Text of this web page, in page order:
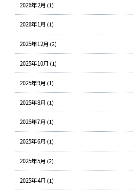
2026年2月 (1)
2026年1月 (1)
2025年12月 (2)
2025年10月 (1)
2025年9月 (1)
2025年8月 (1)
2025年7月 (1)
2025年6月 (1)
2025年5月 (2)
2025年4月 (1)